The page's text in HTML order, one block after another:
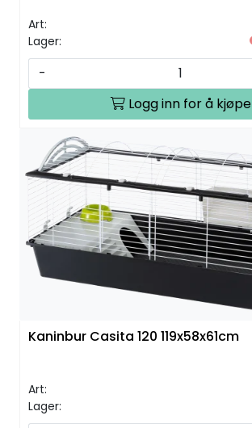
Art:
Lager:
-
Logg inn for å kjøpe
Kaninbur Casita 120 119x58x61cm
Art:
Lager: